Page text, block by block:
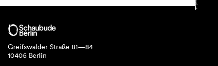
Greifswalder Straße 81—84
10405 Berlin